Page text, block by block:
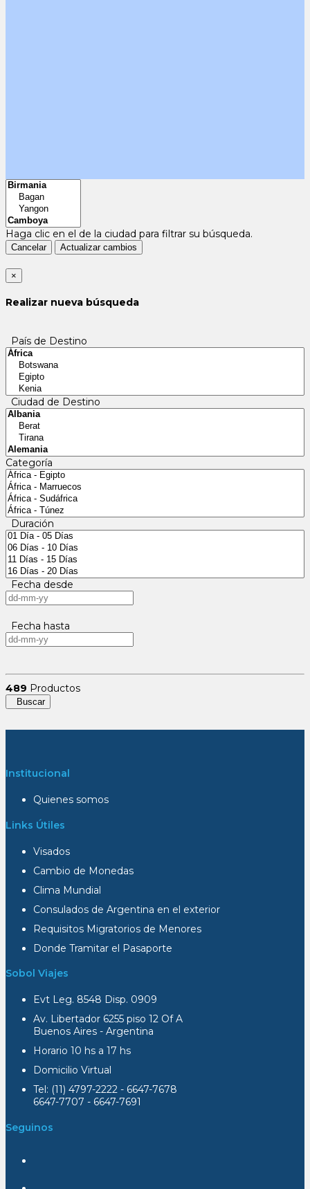
Haga clic en el de la ciudad para filtrar su búsqueda.
Cancelar Actualizar cambios
×
Realizar nueva búsqueda
País de Destino
Ciudad de Destino
Categoría
Duración
Fecha desde
Fecha hasta
489 Productos
Buscar
Institucional
Quienes somos
Links Útiles
Visados
Cambio de Monedas
Clima Mundial
Consulados de Argentina en el exterior
Requisitos Migratorios de Menores
Donde Tramitar el Pasaporte
Sobol Viajes
Evt Leg. 8548 Disp. 0909
Av. Libertador 6255 piso 12 Of A
Buenos Aires - Argentina
Horario 10 hs a 17 hs
Domicilio Virtual
Tel: (11) 4797-2222 - 6647-7678
6647-7707 - 6647-7691
Seguinos